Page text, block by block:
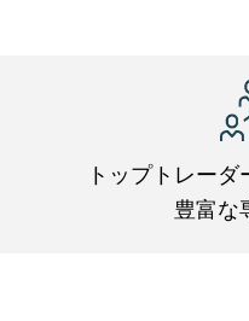
トップトレーダ
豊富な